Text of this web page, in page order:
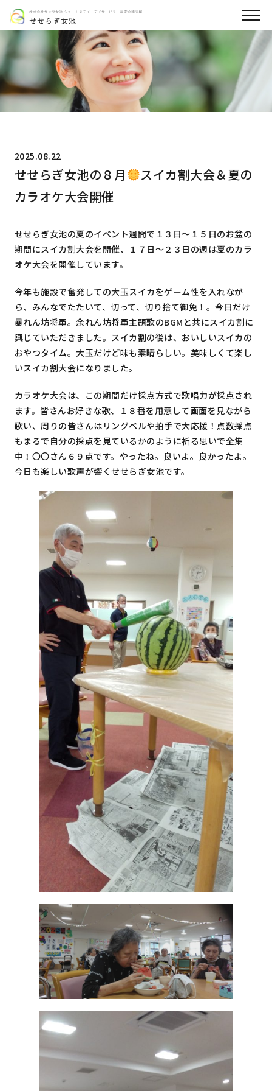
2025.08.22
せせらぎ女池の８月
スイカ割大会＆夏の
カラオケ大会開催
せせらぎ女池の夏のイベント週間で１３日～１５日のお盆の
期間にスイカ割大会を開催、１７日～２３日の週は夏のカラ
オケ大会を開催しています。
今年も施設で奮発しての大玉スイカをゲーム性を入れなが
ら、みんなでたたいて、切って、切り捨て御免！。今日だけ
暴れん坊将軍。余れん坊将軍主題歌のBGMと共にスイカ割に
興じていただきました。スイカ割の後は、おいしいスイカの
おやつタイム。大玉だけど味も素晴らしい。美味しくて楽し
いスイカ割大会になりました。
カラオケ大会は、この期間だけ採点方式で歌唱力が採点され
ます。皆さんお好きな歌、１８番を用意して画面を見ながら
歌い、周りの皆さんはリングベルや拍手で大応援！点数採点
もまるで自分の採点を見ているかのように祈る思いで全集
中！〇〇さん６９点です。やったね。良いよ。良かったよ。
今日も楽しい歌声が響くせせらぎ女池です。